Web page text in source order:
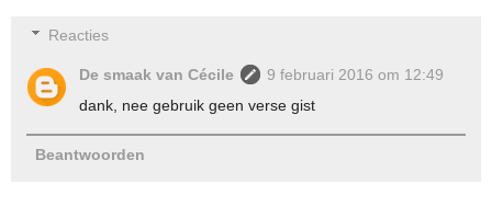
Reacties
De smaak van Cécile
9 februari 2016 om 12:49
dank, nee gebruik geen verse gist
Beantwoorden